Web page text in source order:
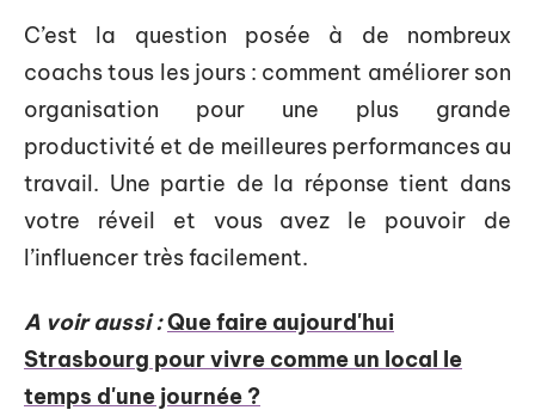
C’est la question posée à de nombreux
coachs tous les jours : comment améliorer son
organisation pour une plus grande
productivité et de meilleures performances au
travail. Une partie de la réponse tient dans
votre réveil et vous avez le pouvoir de
l’influencer très facilement.
A voir aussi :Que faire aujourd'hui
Strasbourg pour vivre comme un local le
temps d'une journée ?